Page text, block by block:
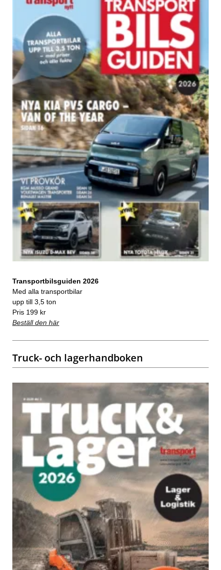
Transportbilsguiden 2026
Med alla transportbilar
upp till 3,5 ton
Pris 199 kr
Beställ den här
Truck- och lagerhandboken